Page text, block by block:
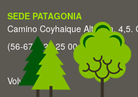
SEDE PATAGONIA
Camino Coyhaique Alto Km. 4,5.
(56-67) 226 25 00
Volver arriba